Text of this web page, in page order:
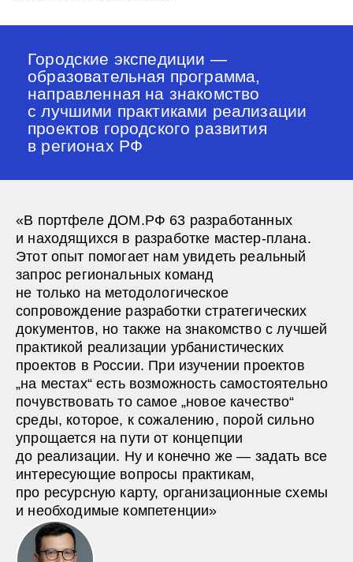
Городские экспедиции —
образовательная программа,
направленная на знакомство
с лучшими практиками реализации
проектов городского развития
в регионах РФ
«В портфеле ДОМ.РФ 63 разработанных
и находящихся в разработке мастер-плана.
Этот опыт помогает нам увидеть реальный
запрос региональных команд
не только на методологическое
сопровождение разработки стратегических
документов, но также на знакомство с лучшей
практикой реализации урбанистических
проектов в России. При изучении проектов
„на местах“ есть возможность самостоятельно
почувствовать то самое „новое качество“
среды, которое, к сожалению, порой сильно
упрощается на пути от концепции
до реализации. Ну и конечно же — задать все
интересующие вопросы практикам,
про ресурсную карту, организационные схемы
и необходимые компетенции»